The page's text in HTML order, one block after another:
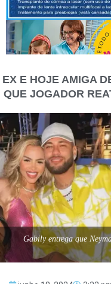
EX E HOJE AMIGA
QUE JOGADOR
Gabily entrega que